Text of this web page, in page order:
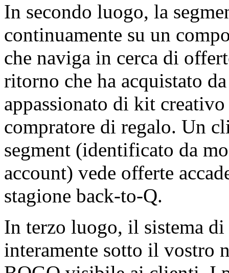
In secondo luogo, la
continuamente su un
che naviga in cerca di
ritorno che ha acquistato
appassionato di kit
compratore di regalo. Un
segment (identificato da
account) vede offerte
stagione back-to-Q.
In terzo luogo, il sistema
interamente sotto il vostro